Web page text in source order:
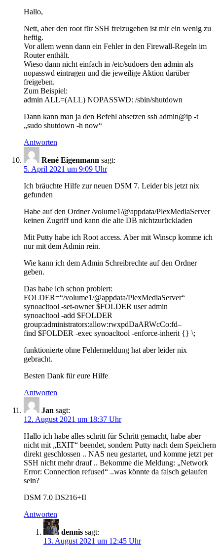
Hallo,
Nett, aber den root für SSH freizugeben ist mir ein wenig zu
heftig.
Vor allem wenn dann ein Fehler in den Firewall-Regeln im
Router enthält.
Wieso dann nicht einfach in /etc/sudoers den admin als
nopasswd eintragen und die jeweilige Aktion darüber
freigeben.
Zum Beispiel:
admin ALL=(ALL) NOPASSWD: /sbin/shutdown
Dann kann man ja den Befehl absetzen ssh admin@ip -t
„sudo shutdown -h now“
Antworten
René Eigenmann sagt:
5. April 2021 um 9:09 Uhr
Ich bräuchte Hilfe zur neuen DSM 7. Leider bis jetzt nix
gefunden
Habe auf den Ordner /volume1/@appdata/PlexMediaServer
keinen Zugriff und kann die alte DB nichtzurückladen
Mit Putty habe ich Root access. Aber mit Winscp komme ich
nur mit dem Admin rein.
Wie kann ich dem Admin Schreibrechte auf den Ordner
geben.
Das habe ich schon probiert:
FOLDER=“/volume1/@appdata/PlexMediaServer“
synoacltool -set-owner $FOLDER user admin
synoacltool -add $FOLDER
group:administrators:allow:rwxpdDaARWcCo:fd–
find $FOLDER -exec synoacltool -enforce-inherit {} \;
funktionierte ohne Fehlermeldung hat aber leider nix
gebracht.
Besten Dank für eure Hilfe
Antworten
Jan sagt:
12. August 2021 um 18:37 Uhr
Hallo ich habe alles schritt für Schritt gemacht, habe aber
nicht mit „EXIT“ beendet, sondern Putty nach dem Speichern
direkt geschlossen .. NAS neu gestartet, und komme jetzt per
SSH nicht mehr drauf .. Bekomme die Meldung: „Network
Error: Connection refused“ ..was könnte da falsch gelaufen
sein?
DSM 7.0 DS216+II
Antworten
dennis sagt:
13. August 2021 um 12:45 Uhr